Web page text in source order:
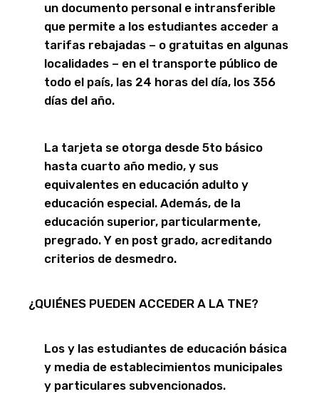
un documento personal e intransferible
que permite a los estudiantes acceder a
tarifas rebajadas – o gratuitas en algunas
localidades – en el transporte público de
todo el país, las 24 horas del día, los 356
días del año.
La tarjeta se otorga desde 5to básico
hasta cuarto año medio, y sus
equivalentes en educación adulto y
educación especial. Además, de la
educación superior, particularmente,
pregrado. Y en post grado, acreditando
criterios de desmedro.
¿QUIÉNES PUEDEN ACCEDER A LA TNE?
Los y las estudiantes de educación básica
y media de establecimientos municipales
y particulares subvencionados.